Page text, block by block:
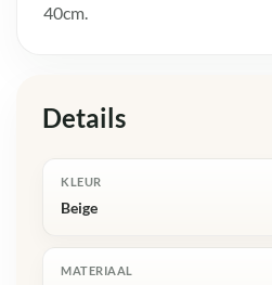
40cm.
Details
KLEUR
Beige
MATERIAAL